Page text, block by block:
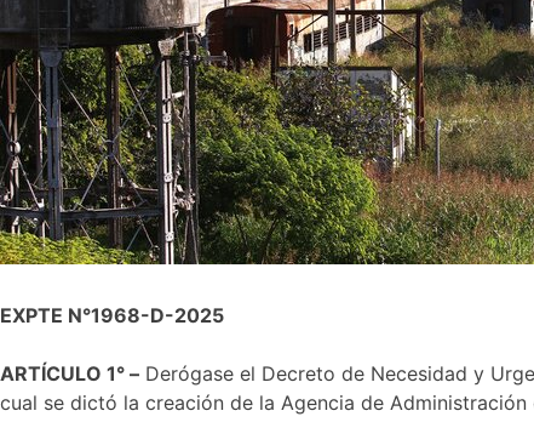
EXPTE N°1968-D-2025
ARTÍCULO 1° – Derógase el Decreto de Necesidad y
cual se dictó la creación de la Agencia de